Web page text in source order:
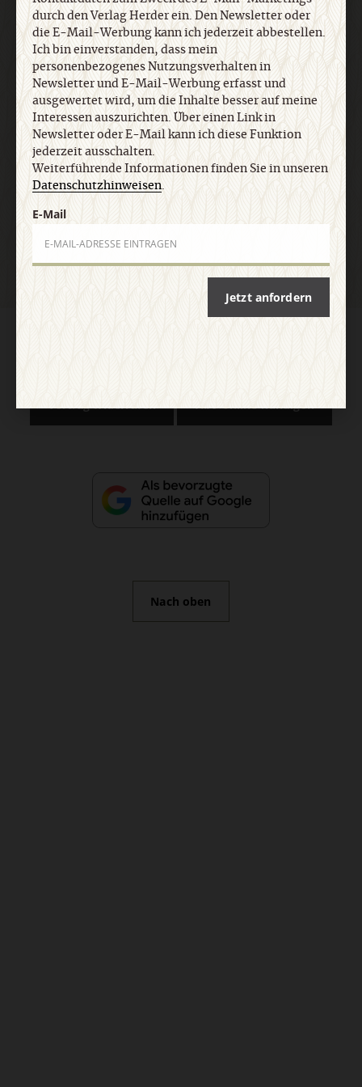
Newsletter oder E-Mail kann ich diese Funktion
jederzeit ausschalten. Weiterführende
Informationen finden Sie in unseren
Datenschutzhinweisen.
E-Mail
Vertrag widerrufen Abo online kündigen
Nach oben
durch den Verlag Herder ein. Den Newsletter oder
die E-Mail-Werbung kann ich jederzeit abbestellen.
Ich bin einverstanden, dass mein
personenbezogenes Nutzungsverhalten in
Newsletter und E-Mail-Werbung erfasst und
ausgewertet wird, um die Inhalte besser auf meine
Interessen auszurichten. Über einen Link in
Newsletter oder E-Mail kann ich diese Funktion
jederzeit ausschalten.
Weiterführende Informationen finden Sie in unseren
Datenschutzhinweisen.
E-Mail
Jetzt anfordern